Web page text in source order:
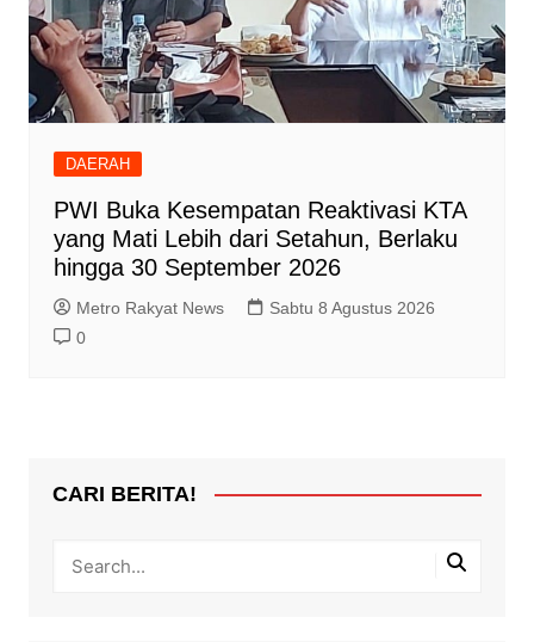
DAERAH
PWI Buka Kesempatan Reaktivasi KTA
yang Mati Lebih dari Setahun, Berlaku
hingga 30 September 2026
Metro Rakyat News
Sabtu 8 Agustus 2026
0
CARI BERITA!